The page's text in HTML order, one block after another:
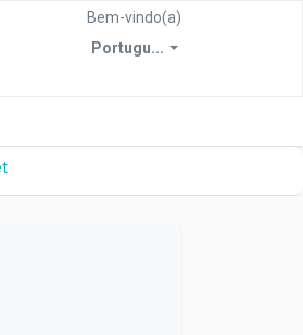
Portugu...
Bem-vindo(a)